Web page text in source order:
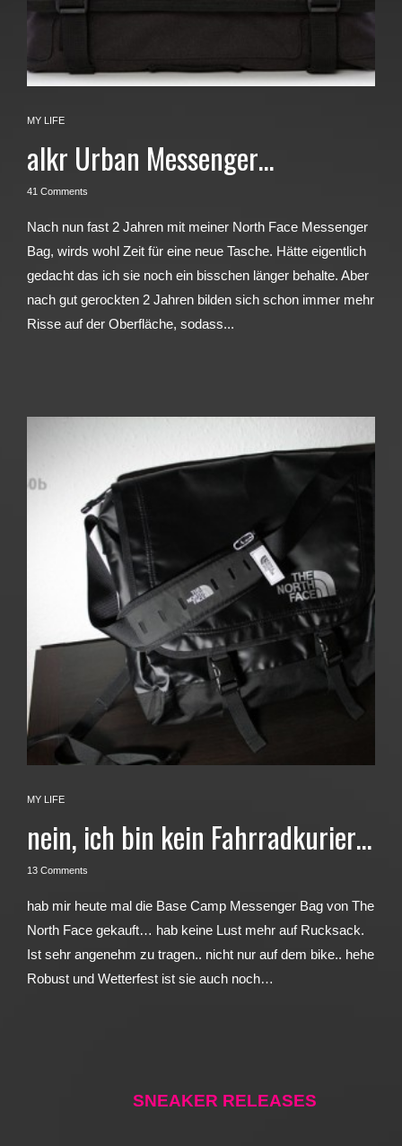
MY LIFE
alkr Urban Messenger…
41 Comments
Nach nun fast 2 Jahren mit meiner North Face Messenger
Bag, wirds wohl Zeit für eine neue Tasche. Hätte eigentlich
gedacht das ich sie noch ein bisschen länger behalte. Aber
nach gut gerockten 2 Jahren bilden sich schon immer mehr
Risse auf der Oberfläche, sodass...
MY LIFE
nein, ich bin kein Fahrradkurier…
13 Comments
hab mir heute mal die Base Camp Messenger Bag von The
North Face gekauft… hab keine Lust mehr auf Rucksack.
Ist sehr angenehm zu tragen.. nicht nur auf dem bike.. hehe
Robust und Wetterfest ist sie auch noch…
SNEAKER RELEASES